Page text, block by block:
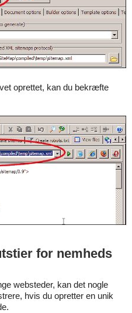
oprettet, kan du bekræfte
for nemheds
websteder, kan det nogle
hvis du opretter en unik